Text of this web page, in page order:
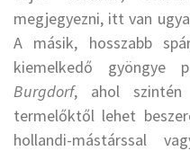
megjegyezni, itt van
A másik, hosszabb
kiemelkedő gyöngye
Burgdorf, ahol szintén
termelőktől lehet
hollandi-mástárssal